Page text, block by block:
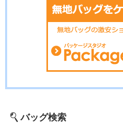
バッグ検索